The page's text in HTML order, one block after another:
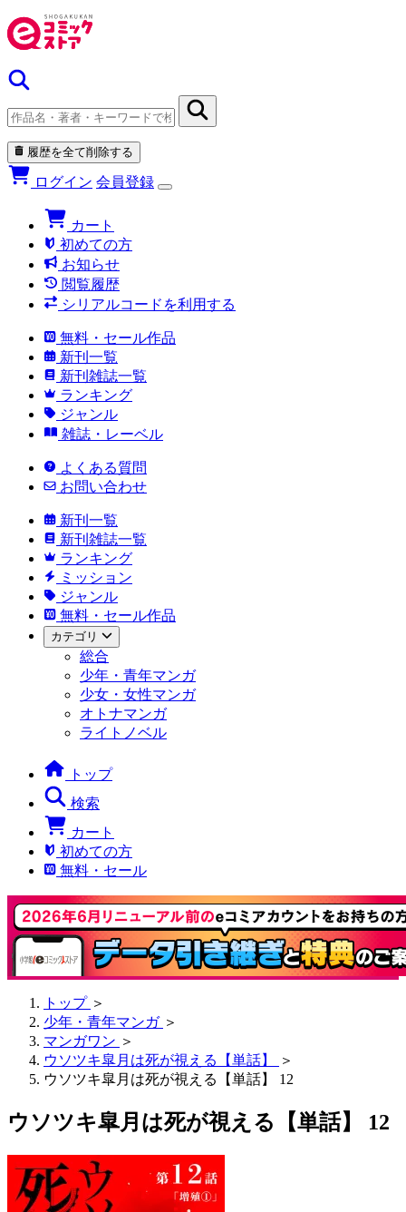
履歴を全て削除する
ログイン 会員登録
カート
初めての方
お知らせ
閲覧履歴
シリアルコードを利用する
無料・セール作品
新刊一覧
新刊雑誌一覧
ランキング
ジャンル
雑誌・レーベル
よくある質問
お問い合わせ
新刊一覧
新刊雑誌一覧
ランキング
ミッション
ジャンル
無料・セール作品
カテゴリ
総合
少年・青年マンガ
少女・女性マンガ
オトナマンガ
ライトノベル
トップ
検索
カート
初めての方
無料・セール
トップ ＞
少年・青年マンガ ＞
マンガワン ＞
ウソツキ皐月は死が視える【単話】
＞
ウソツキ皐月は死が視える【単話】 12
ウソツキ皐月は死が視える【単話】 12